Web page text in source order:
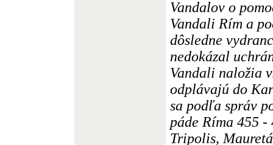
Vandalov o
Vandali Rím a
dôsledne
nedokázal
Vandali naložia
odplávajú do
sa podľa správ
páde Ríma 455
Tripolis,